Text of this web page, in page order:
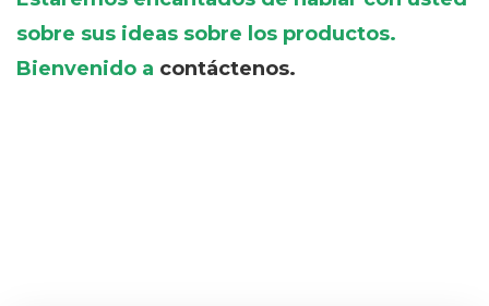
sobre sus ideas sobre los productos.
Bienvenido a contáctenos.